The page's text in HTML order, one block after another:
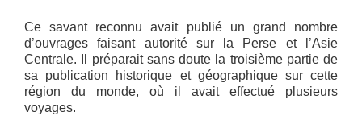
Ce savant reconnu avait publié un grand nombre
d’ouvrages faisant autorité sur la Perse et l’Asie
Centrale. Il préparait sans doute la troisième partie de
sa publication historique et géographique sur cette
région du monde, où il avait effectué plusieurs
voyages.